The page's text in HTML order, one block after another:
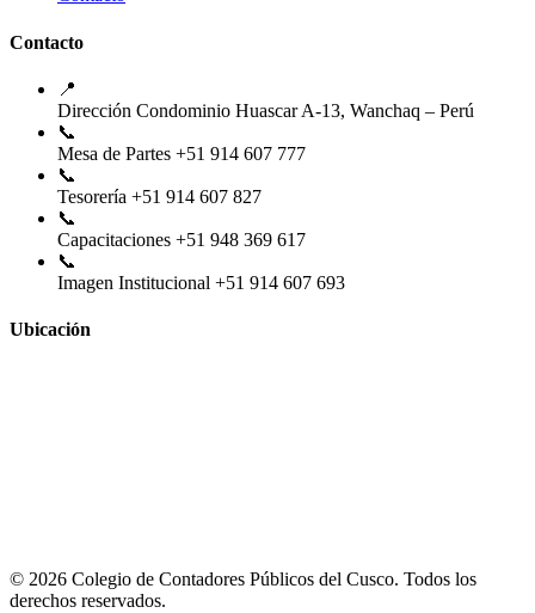
Contacto
📍
Dirección Condominio Huascar A-13, Wanchaq – Perú
📞
Mesa de Partes +51 914 607 777
📞
Tesorería +51 914 607 827
📞
Capacitaciones +51 948 369 617
📞
Imagen Institucional +51 914 607 693
Ubicación
© 2026 Colegio de Contadores Públicos del Cusco. Todos los
derechos reservados.